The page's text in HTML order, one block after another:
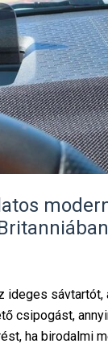
ideges
csipogást,
ha birodalmi